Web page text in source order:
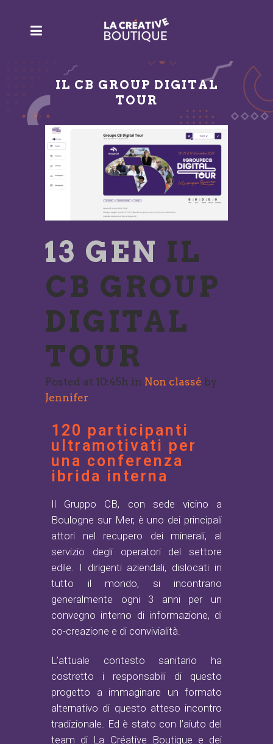
IL CB GROUP DIGITAL
TOUR
13 GEN IL
CB GROUP
DIGITAL
TOUR
Posted at 10:45h in Non classé by
Jennifer
120 participanti
ultramotivati per
una conferenza
ibrida interna
Il Gruppo CB, con sede vicino a
Boulogne sur Mer, è uno dei principali
attori nel recupero dei minerali, al
servizio degli operatori del settore
edile. I dirigenti aziendali, dislocati in
tutto il mondo, si incontrano
generalmente ogni 3 anni per un
convegno interno di informazione, di
co-creazione e di convivialità.
L’attuale contesto sanitario ha
costretto i responsabili di questo
progetto a immaginare un formato
alternativo di questo atteso incontro
tradizionale. Ed è stato con l’aiuto del
team di La Créative Boutique e dei